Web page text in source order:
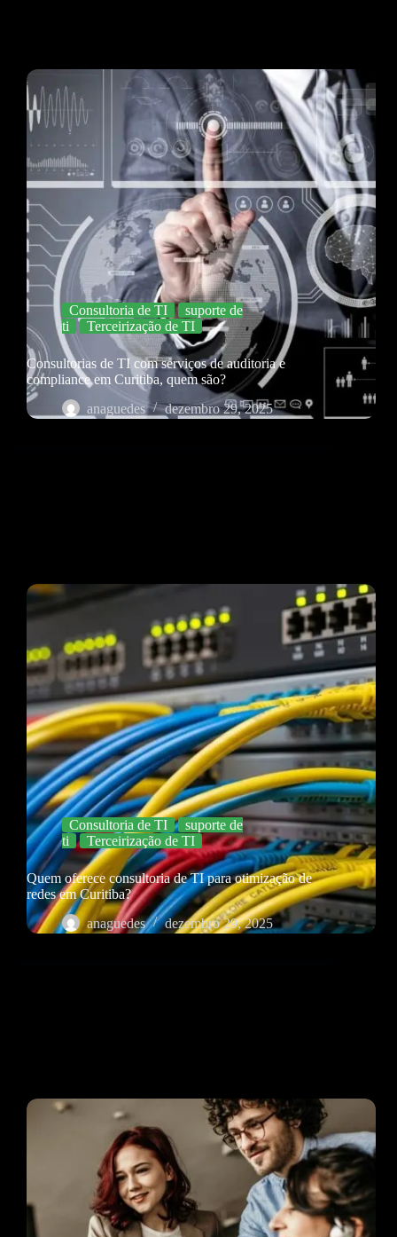
Consultoria de TI
suporte de
ti
Terceirização de TI
Consultorias de TI com serviços de auditoria e
compliance em Curitiba, quem são?
anaguedes
dezembro 29, 2025
Consultoria de TI
suporte de
ti
Terceirização de TI
Quem oferece consultoria de TI para otimização de
redes em Curitiba?
anaguedes
dezembro 29, 2025